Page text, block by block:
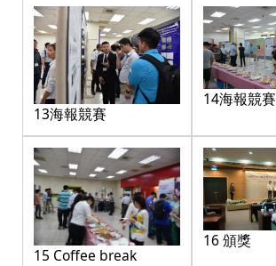
13海報競賽
14海報競賽
15 Coffee break
16 頒獎